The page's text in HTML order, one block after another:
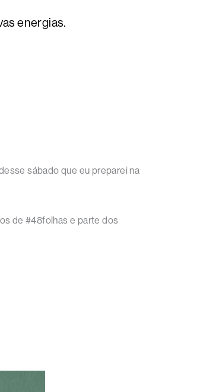
energias.
sábado que eu preparei na
de #48folhas e parte dos